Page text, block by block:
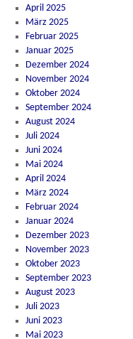
April 2025
März 2025
Februar 2025
Januar 2025
Dezember 2024
November 2024
Oktober 2024
September 2024
August 2024
Juli 2024
Juni 2024
Mai 2024
April 2024
März 2024
Februar 2024
Januar 2024
Dezember 2023
November 2023
Oktober 2023
September 2023
August 2023
Juli 2023
Juni 2023
Mai 2023